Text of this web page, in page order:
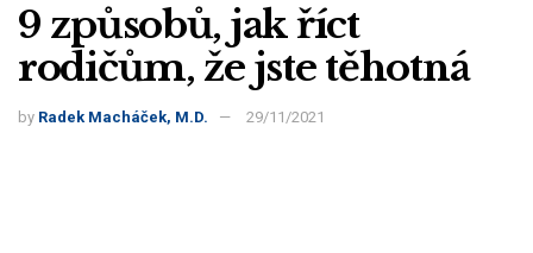
9 způsobů, jak říct
rodičům, že jste těhotná
by Radek Macháček, M.D. 29/11/2021